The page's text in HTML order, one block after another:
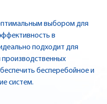
выбором для
в
подходит для
бесперебойное и
систем.